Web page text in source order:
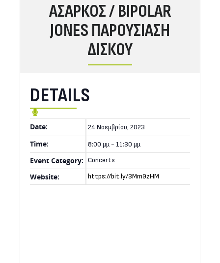
ΑΣΑΡΚΟΣ / BIPOLAR
JONES ΠΑΡΟΥΣΙΑΣΗ
ΔΙΣΚΟΥ
DETAILS
Date: 24 Νοεμβρίου, 2023
Time: 8:00 μμ - 11:30 μμ
Event Category: Concerts
Website: https://bit.ly/3Mm9zHM